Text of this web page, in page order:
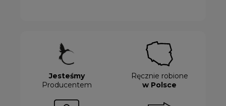
Jesteśmy
Producentem
Ręcznie robione
w Polsce